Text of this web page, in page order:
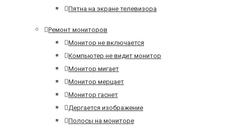
Пятна на экране телевизора
Ремонт мониторов
Монитор не включается
Компьютер не видит монитор
Монитор мигает
Монитор мерцает
Монитор гаснет
Дергается изображение
Полосы на мониторе